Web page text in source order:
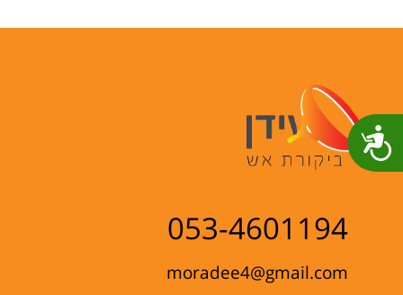
053-4601194
moradee4@gmail.com